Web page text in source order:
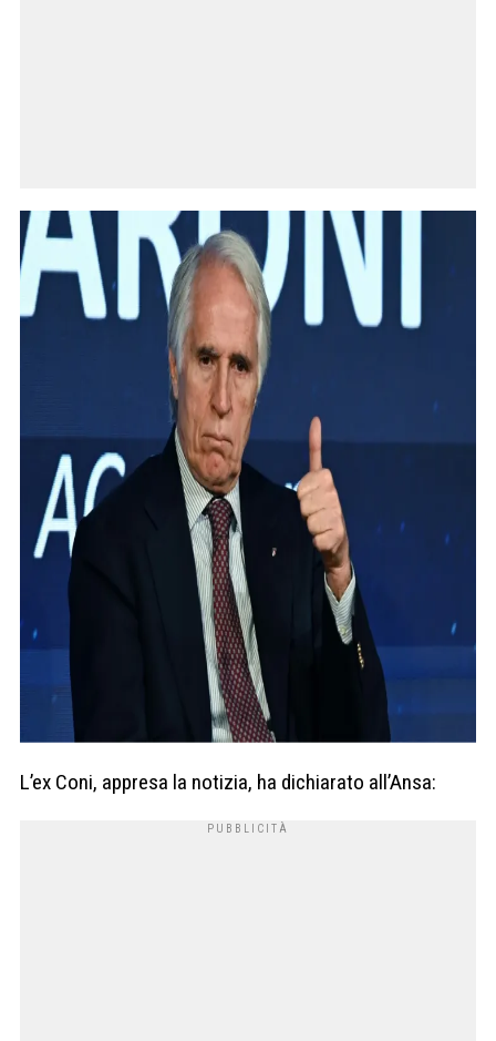
L’ex Coni, appresa la notizia, ha dichiarato all’Ansa: